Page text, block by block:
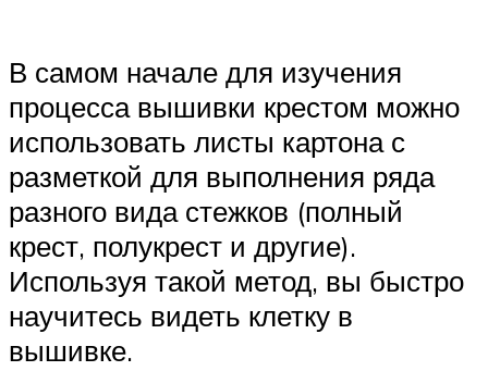
В самом начале для изучения
процесса вышивки крестом можно
использовать листы картона с
разметкой для выполнения ряда
разного вида стежков (полный
крест, полукрест и другие).
Используя такой метод, вы быстро
научитесь видеть клетку в
вышивке.